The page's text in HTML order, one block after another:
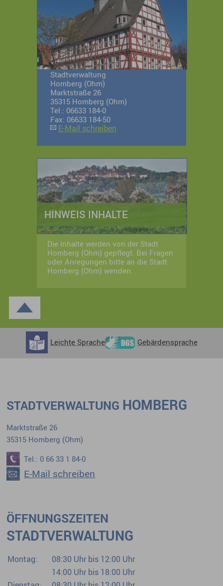
Stadtverwaltung
Homberg (Ohm)
Marktstraße 26
35315 Homberg (Ohm)
Tel.: 06633 184-0
Fax: 06633 184-50
E-Mail schreiben
HINWEIS INHALTE
Die Inhalte werden von der Stadt
Homberg (Ohm) gepflegt. Bei Fragen
oder Anregungen bitte an die Stadt
Homberg (Ohm) wenden.
Leichte Sprache Gebärdensprache
STADTVERWALTUNG HOMBERG
Marktstraße 26
35315 Homberg (Ohm)
Tel.: 0 66 33 1 84-0
E-Mail schreiben
ÖFFNUNGSZEITEN
STADTVERWALTUNG
Montag:
08:30 Uhr bis 12:00 Uhr
14:00 Uhr bis 18:00 Uhr